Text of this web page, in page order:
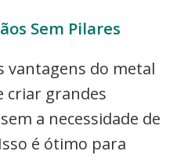
Sem Pilares
vantagens do metal
criar grandes
a necessidade de
é ótimo para